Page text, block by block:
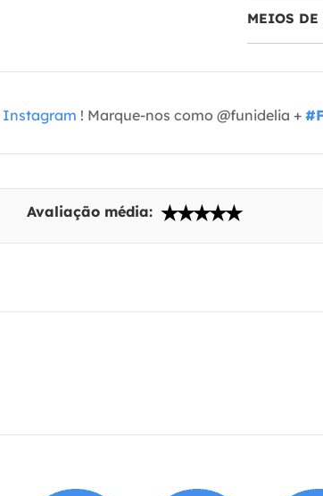
MEIOS DE
Instagram ! Marque-nos como @funidelia +
Avaliação média: